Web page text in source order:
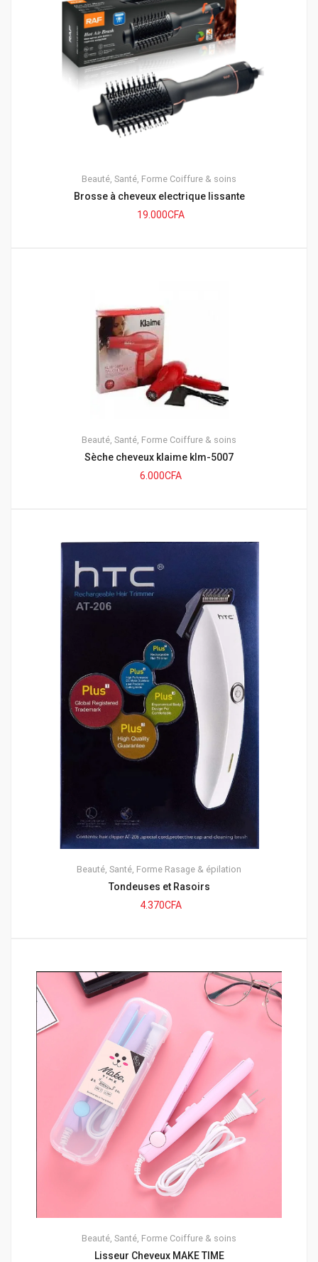
Beauté, Santé, Forme Coiffure & soins
Brosse à cheveux electrique lissante
19.000CFA
Beauté, Santé, Forme Coiffure & soins
Sèche cheveux klaime klm-5007
6.000CFA
Beauté, Santé, Forme Rasage & épilation
Tondeuses et Rasoirs
4.370CFA
Beauté, Santé, Forme Coiffure & soins
Lisseur Cheveux MAKE TIME